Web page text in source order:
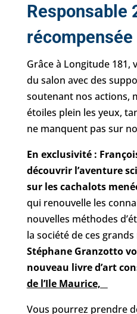
Responsable
Grâce à Longitude
du salon avec des
soutenant nos actions,
étoiles plein les yeux,
ne manquent pas sur
En exclusivité :
découvrirl’aventure
sur les cachalots
qui renouvelle les
nouvelles méthodes
la société de ces
Stéphane Granzotto
nouveau livre d’art
de l’Ile Maurice,
Vous pourrez prendre